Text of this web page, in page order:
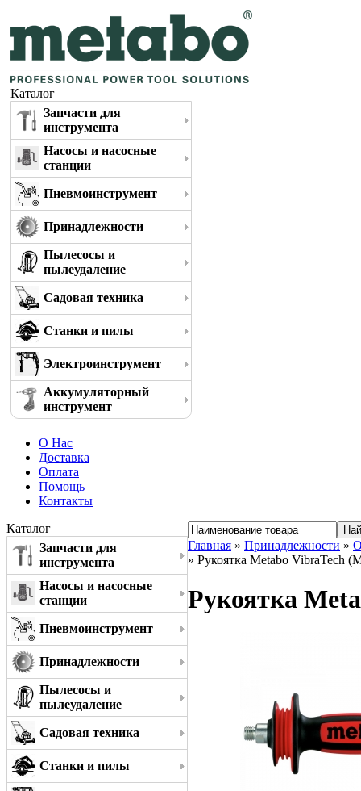
Каталог
Запчасти для
инструмента
Насосы и насосные
станции
Пневмоинструмент
Принадлежности
Пылесосы и
пылеудаление
Садовая техника
Станки и пилы
Электроинструмент
Аккумуляторный
инструмент
О Нас
Доставка
Оплата
Помощь
Контакты
Каталог
Запчасти для
инструмента
Насосы и насосные
станции
Пневмоинструмент
Принадлежности
Пылесосы и
пылеудаление
Садовая техника
Станки и пилы
Главная » Принадлежности »
» Рукоятка Metabo VibraTech
Рукоятка